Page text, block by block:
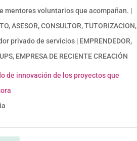
mentores voluntarios que acompañan. |
ASESOR, CONSULTOR, TUTORIZACION,
privado de servicios | EMPRENDEDOR,
EMPRESA DE RECIENTE CREACIÓN
de innovación de los proyectos que